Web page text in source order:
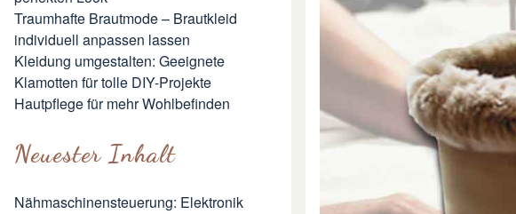
Traumhafte Brautmode – Brautkleid
individuell anpassen lassen
Kleidung umgestalten: Geeignete
Klamotten für tolle DIY-Projekte
Hautpflege für mehr Wohlbefinden
Neuester Inhalt
Nähmaschinensteuerung: Elektronik